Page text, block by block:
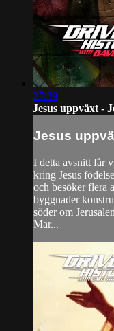
27:39
Jesus uppväxt -
Jesus
I detta avsnitt får
kring Jesus
och besöker flera
byggnader
söder om
Mar...